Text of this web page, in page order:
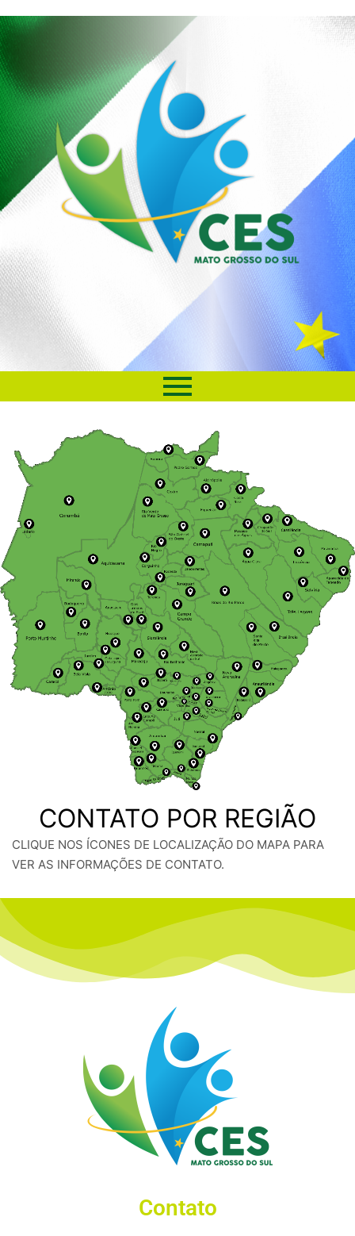
CONTATO POR REGIÃO
CLIQUE NOS ÍCONES DE LOCALIZAÇÃO DO MAPA PARA
VER AS INFORMAÇÕES DE CONTATO.
Contato